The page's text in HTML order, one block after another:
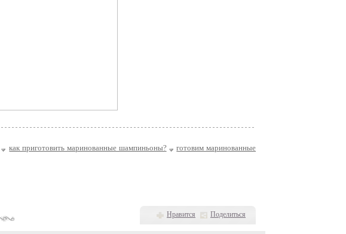
как приготовить маринованные шампиньоны?
готовим маринованные
Нравится Поделиться